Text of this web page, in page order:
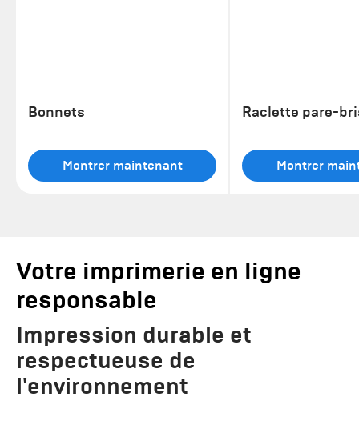
Bonnets
Montrer maintenant
Raclette pare-
Montrer
Votre imprimerie en ligne
responsable
Impression durable et
respectueuse de
l'environnement